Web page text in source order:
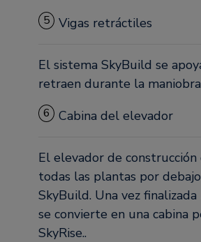
5 Vigas retráctiles
El sistema SkyBuild se
retraen durante la
6 Cabina del elevador
El elevador de construcción
todas las plantas por
SkyBuild. Una vez
se convierte en una cabina
SkyRise..